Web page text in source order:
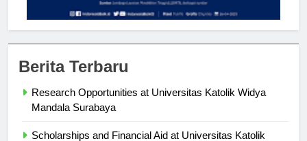
Research Opportunities at Universitas Katolik Widya